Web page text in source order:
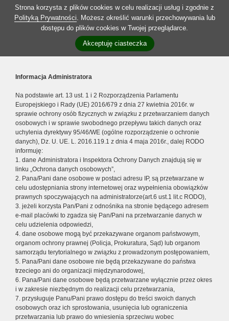
Strona korzysta z plików cookies w celu realizacji usług i zgodnie z
Polityką Prywatności. Możesz określić warunki przechowywania lub
dostępu do plików cookies w Twojej przeglądarce.
Akceptuję ciasteczka
Informacja Administratora
Na podstawie art. 13 ust. 1 i 2 Rozporządzenia Parlamentu
Europejskiego i Rady (UE) 2016/679 z dnia 27 kwietnia 2016r. w
sprawie ochrony osób fizycznych w związku z przetwarzaniem danych
osobowych i w sprawie swobodnego przepływu takich danych oraz
uchylenia dyrektywy 95/46/WE (ogólne rozporządzenie o ochronie
danych), Dz. U. UE. L. 2016.119.1 z dnia 4 maja 2016r., dalej RODO
informuję:
1. dane Administratora i Inspektora Ochrony Danych znajdują się w
linku „Ochrona danych osobowych”,
2. Pana/Pani dane osobowe w postaci adresu IP, są przetwarzane w
celu udostępniania strony internetowej oraz wypełnienia obowiązków
prawnych spoczywających na administratorze(art.6 ust.1 lit.c RODO),
3. jeżeli korzysta Pan/Pani z odnośnika na stronie będącego adresem
e-mail placówki to zgadza się Pan/Pani na przetwarzanie danych w
celu udzielenia odpowiedzi,
4. dane osobowe mogą być przekazywane organom państwowym,
organom ochrony prawnej (Policja, Prokuratura, Sąd) lub organom
samorządu terytorialnego w związku z prowadzonym postępowaniem,
5. Pana/Pani dane osobowe nie będą przekazywane do państwa
trzeciego ani do organizacji międzynarodowej,
6. Pana/Pani dane osobowe będą przetwarzane wyłącznie przez okres
i w zakresie niezbędnym do realizacji celu przetwarzania,
7. przysługuje Panu/Pani prawo dostępu do treści swoich danych
osobowych oraz ich sprostowania, usunięcia lub ograniczenia
przetwarzania lub prawo do wniesienia sprzeciwu wobec